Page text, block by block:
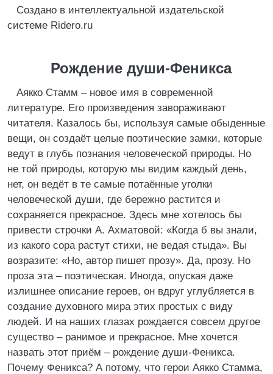
Создано в интеллектуальной издательской
системе Ridero.ru
Рождение души-Феникса
Аякко Стамм – новое имя в современной
литературе. Его произведения завораживают
читателя. Казалось бы, используя самые обыденные
вещи, он создаёт целые поэтические замки, которые
ведут в глубь познания человеческой природы. Но
не той природы, которую мы видим каждый день,
нет, он ведёт в те самые потаённые уголки
человеческой души, где бережно растится и
сохраняется прекрасное. Здесь мне хотелось бы
привести строчки А. Ахматовой: «Когда б вы знали,
из какого сора растут стихи, не ведая стыда». Вы
возразите: «Но, автор пишет прозу». Да, прозу. Но
проза эта – поэтическая. Иногда, опуская даже
излишнее описание героев, он вдруг углубляется в
создание духовного мира этих простых с виду
людей. И на наших глазах рождается совсем другое
существо – ранимое и прекрасное. Мне хочется
назвать этот приём – рождение души-Феникса.
Почему Феникса? А потому, что герои Аякко Стамма,